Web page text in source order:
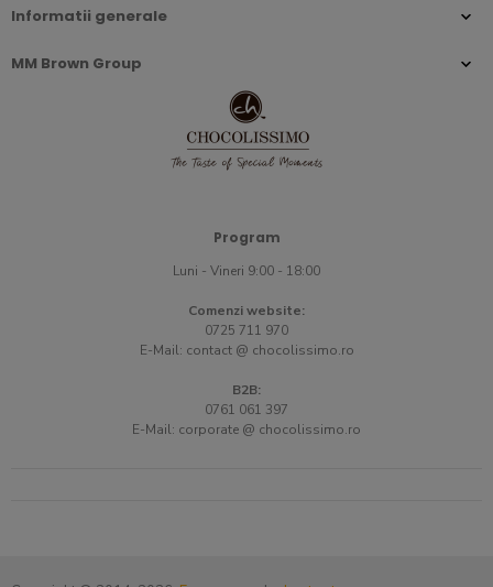
Informatii generale
MM Brown Group
Program
Luni - Vineri 9:00 - 18:00
Comenzi website:
0725 711 970
E-Mail: contact @ chocolissimo.ro
B2B:
0761 061 397
E-Mail: corporate @ chocolissimo.ro